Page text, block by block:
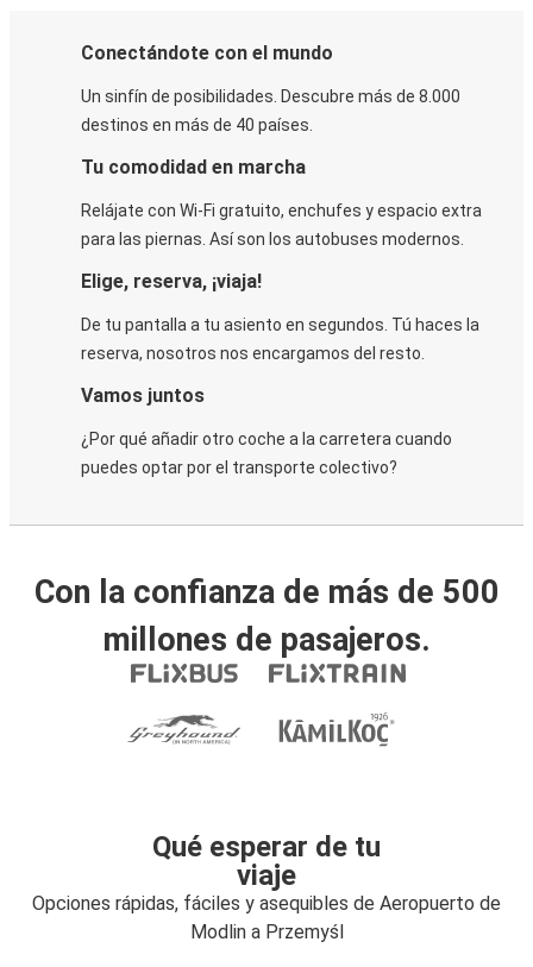
Conectándote con el mundo
Un sinfín de posibilidades. Descubre más de 8.000
destinos en más de 40 países.
Tu comodidad en marcha
Relájate con Wi-Fi gratuito, enchufes y espacio extra
para las piernas. Así son los autobuses modernos.
Elige, reserva, ¡viaja!
De tu pantalla a tu asiento en segundos. Tú haces la
reserva, nosotros nos encargamos del resto.
Vamos juntos
¿Por qué añadir otro coche a la carretera cuando
puedes optar por el transporte colectivo?
Con la confianza de más de 500
millones de pasajeros.
Qué esperar de tu
viaje
Opciones rápidas, fáciles y asequibles de Aeropuerto de
Modlin a Przemyśl